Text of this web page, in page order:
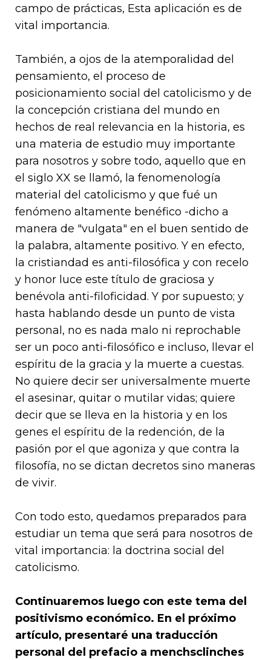
campo de prácticas, Esta aplicación es de
vital importancia.
También, a ojos de la atemporalidad del
pensamiento, el proceso de
posicionamiento social del catolicismo y de
la concepción cristiana del mundo en
hechos de real relevancia en la historia, es
una materia de estudio muy importante
para nosotros y sobre todo, aquello que en
el siglo XX se llamó, la fenomenología
material del catolicismo y que fué un
fenómeno altamente benéfico -dicho a
manera de "vulgata" en el buen sentido de
la palabra, altamente positivo. Y en efecto,
la cristiandad es anti-filosófica y con recelo
y honor luce este título de graciosa y
benévola anti-filoficidad. Y por supuesto; y
hasta hablando desde un punto de vista
personal, no es nada malo ni reprochable
ser un poco anti-filosófico e incluso, llevar el
espíritu de la gracia y la muerte a cuestas.
No quiere decir ser universalmente muerte
el asesinar, quitar o mutilar vidas; quiere
decir que se lleva en la historia y en los
genes el espíritu de la redención, de la
pasión por el que agoniza y que contra la
filosofía, no se dictan decretos sino maneras
de vivir.
Con todo esto, quedamos preparados para
estudiar un tema que será para nosotros de
vital importancia: la doctrina social del
catolicismo.
Continuaremos luego con este tema del
positivismo económico. En el próximo
artículo, presentaré una traducción
personal del prefacio a menchsclinches